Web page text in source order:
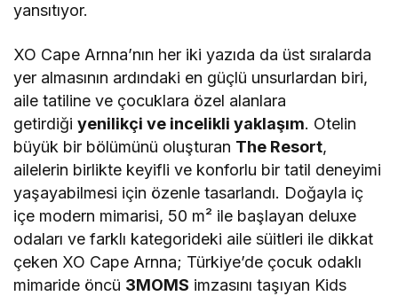
yansıtıyor.
XO Cape Arnna’nın her iki yazıda da üst sıralarda
yer almasının ardındaki en güçlü unsurlardan biri,
aile tatiline ve çocuklara özel alanlara
getirdiğiyenilikçi ve incelikli yaklaşım. Otelin
büyük bir bölümünü oluşturan The Resort,
ailelerin birlikte keyifli ve konforlu bir tatil deneyimi
yaşayabilmesi için özenle tasarlandı. Doğayla iç
içe modern mimarisi, 50 m² ile başlayan deluxe
odaları ve farklı kategorideki aile süitleri ile dikkat
çeken XO Cape Arnna; Türkiye’de çocuk odaklı
mimaride öncü 3MOMS imzasını taşıyan Kids